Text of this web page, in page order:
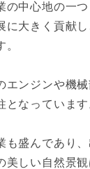
の中心地の一
に大きく貢献
エンジンや機
なっています
も盛んであり
美しい自然景